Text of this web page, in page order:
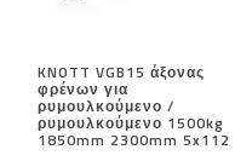
KNOTT VGB15 άξονας
φρένων για
ρυμουλκούμενο /
ρυμουλκούμενο 1500kg
1850mm 2300mm 5x112